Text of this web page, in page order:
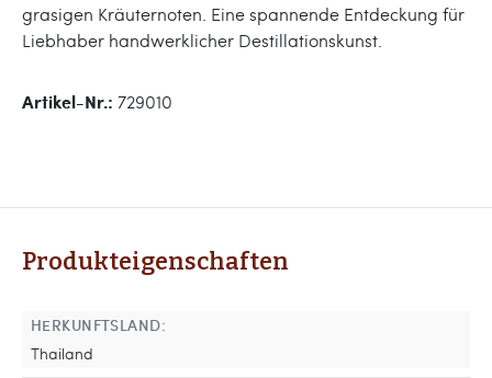
grasigen Kräuternoten. Eine spannende Entdeckung für
Liebhaber handwerklicher Destillationskunst.
Artikel-Nr.: 729010
Produkteigenschaften
HERKUNFTSLAND:
Thailand